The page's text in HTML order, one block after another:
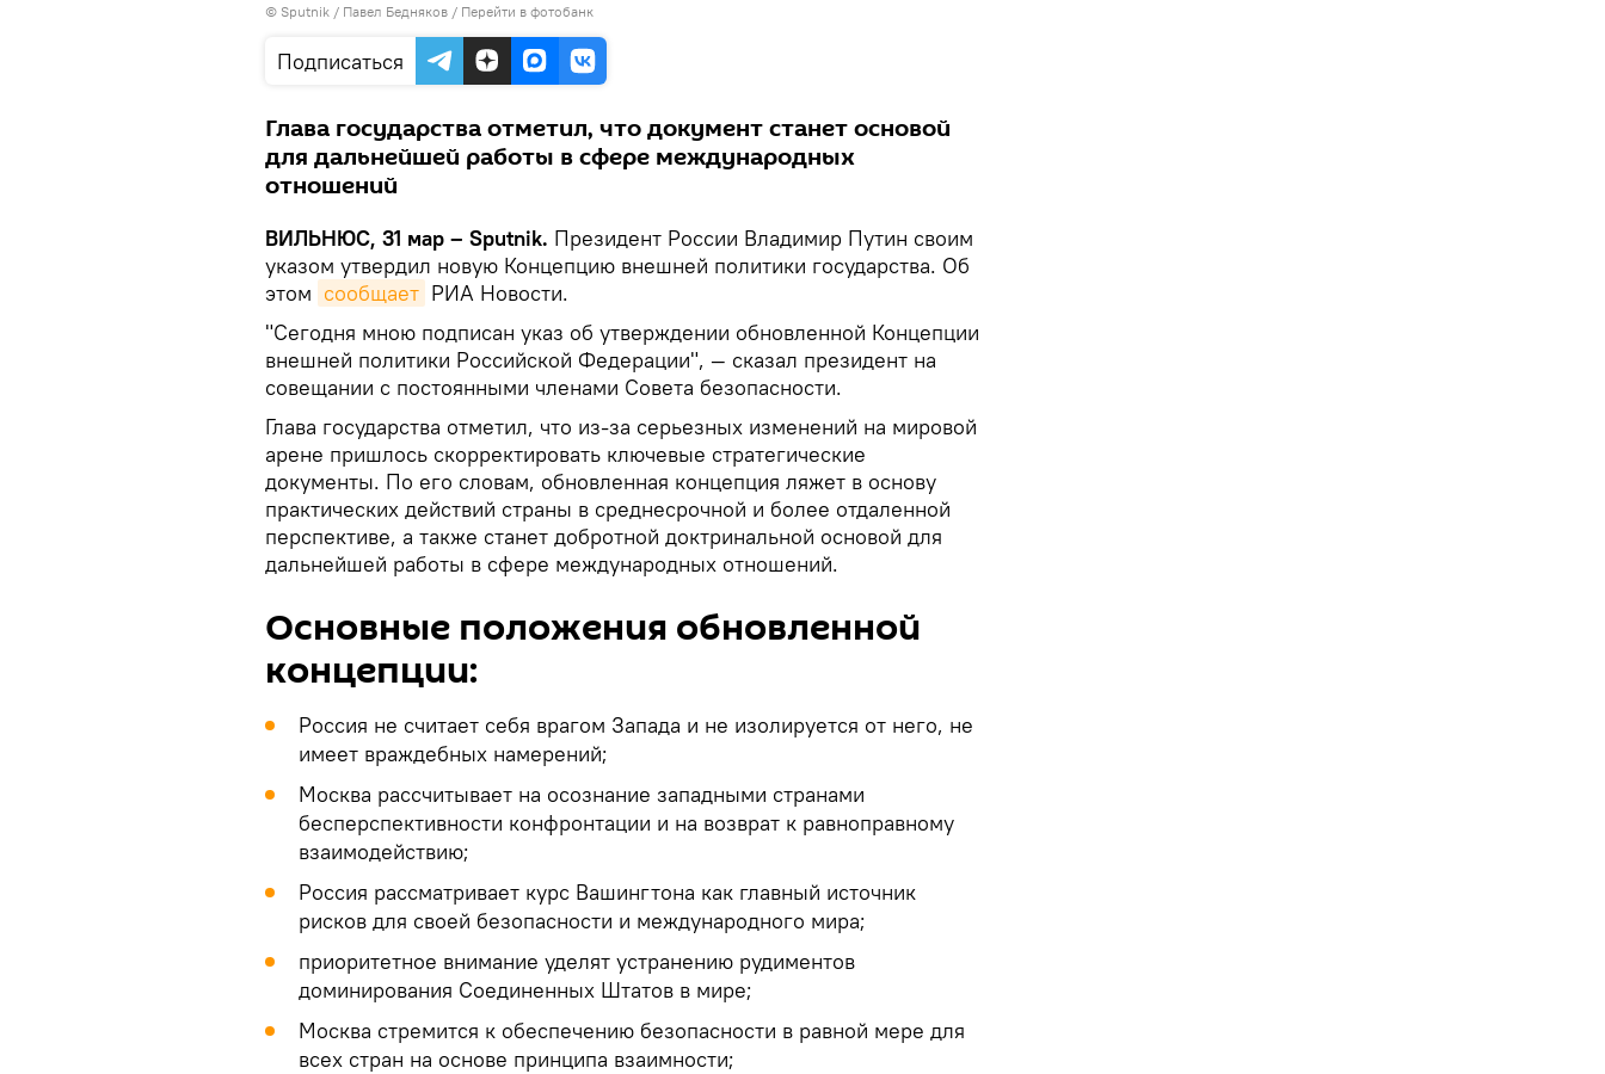
© Sputnik / Павел Бедняков / Перейти в фотобанк
Подписаться
Глава государства отметил, что документ станет основой
для дальнейшей работы в сфере международных
отношений
ВИЛЬНЮС, 31 мар – Sputnik. Президент России Владимир Путин своим
указом утвердил новую Концепцию внешней политики государства. Об
этом сообщает РИА Новости.
"Сегодня мною подписан указ об утверждении обновленной Концепции
внешней политики Российской Федерации", — сказал президент на
совещании с постоянными членами Совета безопасности.
Глава государства отметил, что из-за серьезных изменений на мировой
арене пришлось скорректировать ключевые стратегические
документы. По его словам, обновленная концепция ляжет в основу
практических действий страны в среднесрочной и более отдаленной
перспективе, а также станет добротной доктринальной основой для
дальнейшей работы в сфере международных отношений.
Основные положения обновленной
концепции:
Россия не считает себя врагом Запада и не изолируется от него, не
имеет враждебных намерений;
Москва рассчитывает на осознание западными странами
бесперспективности конфронтации и на возврат к равноправному
взаимодействию;
Россия рассматривает курс Вашингтона как главный источник
рисков для своей безопасности и международного мира;
приоритетное внимание уделят устранению рудиментов
доминирования Соединенных Штатов в мире;
Москва стремится к обеспечению безопасности в равной мере для
всех стран на основе принципа взаимности;